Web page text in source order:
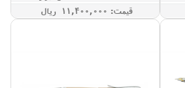
قيمت: 11,400,000 ريال